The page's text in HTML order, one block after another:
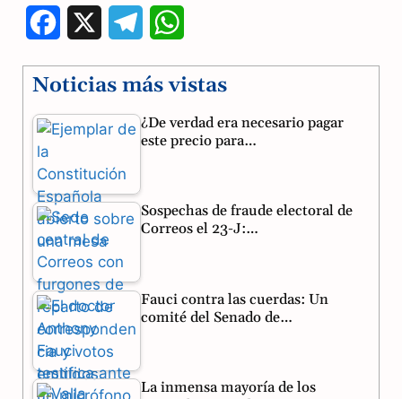
c
e
o
o
k
l
e
a
a
t
p
Noticias más vistas
¿De verdad era necesario pagar
este precio para…
Sospechas de fraude electoral de
Correos el 23-J:…
Fauci contra las cuerdas: Un
comité del Senado de…
La inmensa mayoría de los